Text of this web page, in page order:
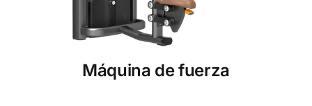
Máquina de fuerza